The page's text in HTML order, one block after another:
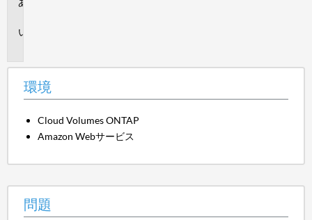
環境
Cloud Volumes ONTAP
Amazon Webサービス
問題